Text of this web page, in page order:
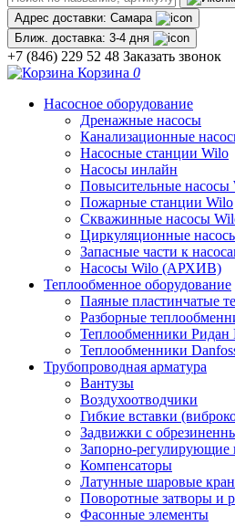
Адрес доставки: Самара
Ближ. доставка: 3-4 дня
+7 (846) 229 52 48 Заказать звонок
Корзина 0
Насосное оборудование
Дренажные насосы
Канализационные
Насосные станции Wilo
Насосы инлайн
Повысительные насосы
Пожарные станции Wilo
Скважинные насосы
Циркуляционные
Запасные части к
Насосы Wilo (АРХИВ)
Теплообменное оборудование
Паяные пластинчатые
Разборные
Теплообменники
Теплообменники
Трубопроводная арматура
Вантузы
Воздухоотводчики
Гибкие вставки
Задвижки с
Запорно-регулирующие
Компенсаторы
Латунные шаровые
Поворотные затворы и
Фасонные элементы